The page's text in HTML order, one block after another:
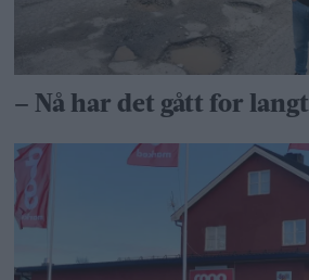
– Nå har det gått for langt